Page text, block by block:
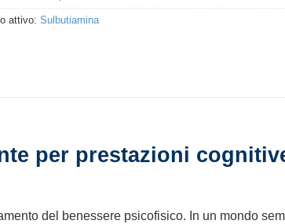
attivo: Sulbutiamina
per prestazioni
del benessere psicofisico. In un mondo